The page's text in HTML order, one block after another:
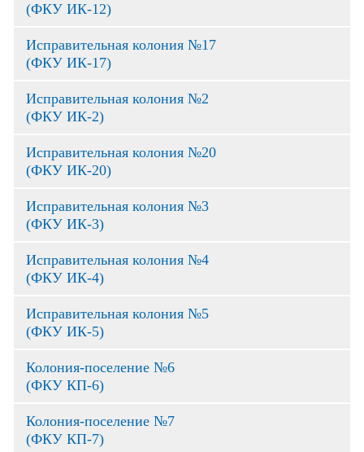
(ФКУ ИК-12)
Исправительная колония №17
(ФКУ ИК-17)
Исправительная колония №2
(ФКУ ИК-2)
Исправительная колония №20
(ФКУ ИК-20)
Исправительная колония №3
(ФКУ ИК-3)
Исправительная колония №4
(ФКУ ИК-4)
Исправительная колония №5
(ФКУ ИК-5)
Колония-поселение №6
(ФКУ КП-6)
Колония-поселение №7
(ФКУ КП-7)